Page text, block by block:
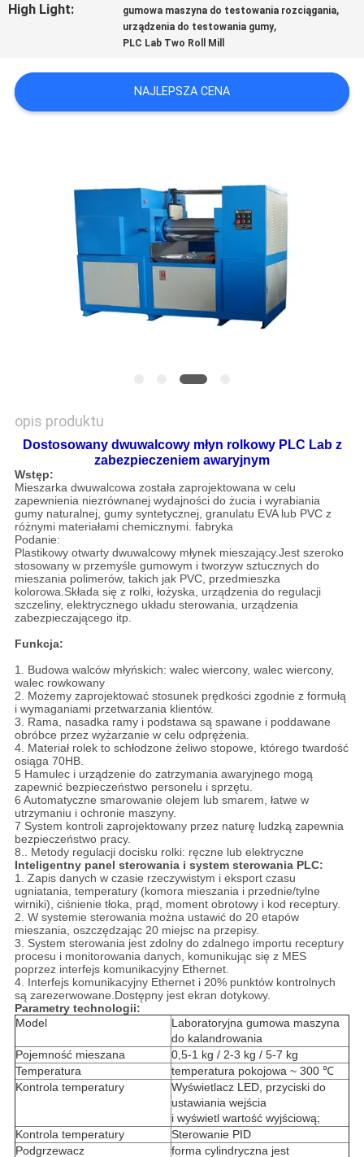
WYCENĘ
SITEMAP
PRIVACY
High Light: gumowa maszyna do testowania rozciągania,
urządzenia do testowania gumy,
PLC Lab Two Roll Mill
NAJLEPSZA CENA
opis produktu
Dostosowany dwuwalcowy młyn rolkowy PLC Lab z
zabezpieczeniem awaryjnym
Wstęp:
Mieszarka dwuwalcowa została zaprojektowana w celu
zapewnienia niezrównanej wydajności do żucia i wyrabiania
gumy naturalnej, gumy syntetycznej, granulatu EVA lub PVC z
różnymi materiałami chemicznymi. fabryka
Podanie:
Plastikowy otwarty dwuwalcowy młynek mieszający.Jest szeroko
stosowany w przemyśle gumowym i tworzyw sztucznych do
mieszania polimerów, takich jak PVC, przedmieszka
kolorowa.Składa się z rolki, łożyska, urządzenia do regulacji
szczeliny, elektrycznego układu sterowania, urządzenia
zabezpieczającego itp.
Funkcja:
1. Budowa walców młyńskich: walec wiercony, walec wiercony,
walec rowkowany
2. Możemy zaprojektować stosunek prędkości zgodnie z formułą
i wymaganiami przetwarzania klientów.
3. Rama, nasadka ramy i podstawa są spawane i poddawane
obróbce przez wyżarzanie w celu odprężenia.
4. Materiał rolek to schłodzone żeliwo stopowe, którego twardość
osiąga 70HB.
5 Hamulec i urządzenie do zatrzymania awaryjnego mogą
zapewnić bezpieczeństwo personelu i sprzętu.
6 Automatyczne smarowanie olejem lub smarem, łatwe w
utrzymaniu i ochronie maszyny.
7 System kontroli zaprojektowany przez naturę ludzką zapewnia
bezpieczeństwo pracy.
8.. Metody regulacji docisku rolki: ręczne lub elektryczne
Inteligentny panel sterowania i system sterowania PLC:
1. Zapis danych w czasie rzeczywistym i eksport czasu
ugniatania, temperatury (komora mieszania i przednie/tylne
wirniki), ciśnienie tłoka, prąd, moment obrotowy i kod receptury.
2. W systemie sterowania można ustawić do 20 etapów
mieszania, oszczędzając 20 miejsc na przepisy.
3. System sterowania jest zdolny do zdalnego importu receptury
procesu i monitorowania danych, komunikując się z MES
poprzez interfejs komunikacyjny Ethernet.
4. Interfejs komunikacyjny Ethernet i 20% punktów kontrolnych
są zarezerwowane.Dostępny jest ekran dotykowy.
Parametry technologii:
Model
Laboratoryjna gumowa maszyna
do kalandrowania
Pojemność mieszana
0,5-1 kg / 2-3 kg / 5-7 kg
Temperatura
temperatura pokojowa ~ 300 ℃
Kontrola temperatury
Wyświetlacz LED, przyciski do
ustawiania wejścia
i wyświetl wartość wyjściową;
Kontrola temperatury
Sterowanie PID
Podgrzewacz
forma cylindryczna jest